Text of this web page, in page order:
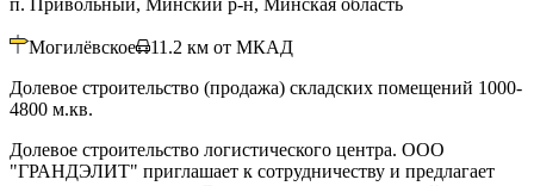
п. Привольный, Минский р-н, Минская область
Могилёвское 11.2 км от МКАД
Долевое строительство (продажа) складских помещений 1000-
4800 м.кв.
Долевое строительство логистического центра. ООО
"ГРАНДЭЛИТ" приглашает к сотрудничеству и предлагает